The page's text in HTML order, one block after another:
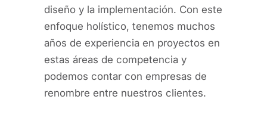
diseño y la implementación. Con este
enfoque holístico, tenemos muchos
años de experiencia en proyectos en
estas áreas de competencia y
podemos contar con empresas de
renombre entre nuestros clientes.